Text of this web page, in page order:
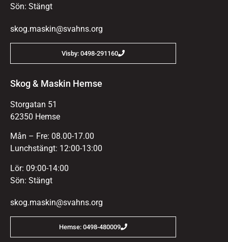
Sön: Stängt
skog.maskin@svahns.org
Visby: 0498-291160
Skog & Maskin Hemse
Storgatan 51
62350 Hemse
Mån – Fre: 08.00-17.00
Lunchstängt: 12:00-13:00
Lör: 09:00-14:00
Sön: Stängt
skog.maskin@svahns.org
Hemse: 0498-480009